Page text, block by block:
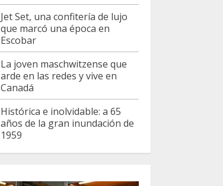
Jet Set, una confitería de lujo
que marcó una época en
Escobar
La joven maschwitzense que
arde en las redes y vive en
Canadá
Histórica e inolvidable: a 65
años de la gran inundación de
1959